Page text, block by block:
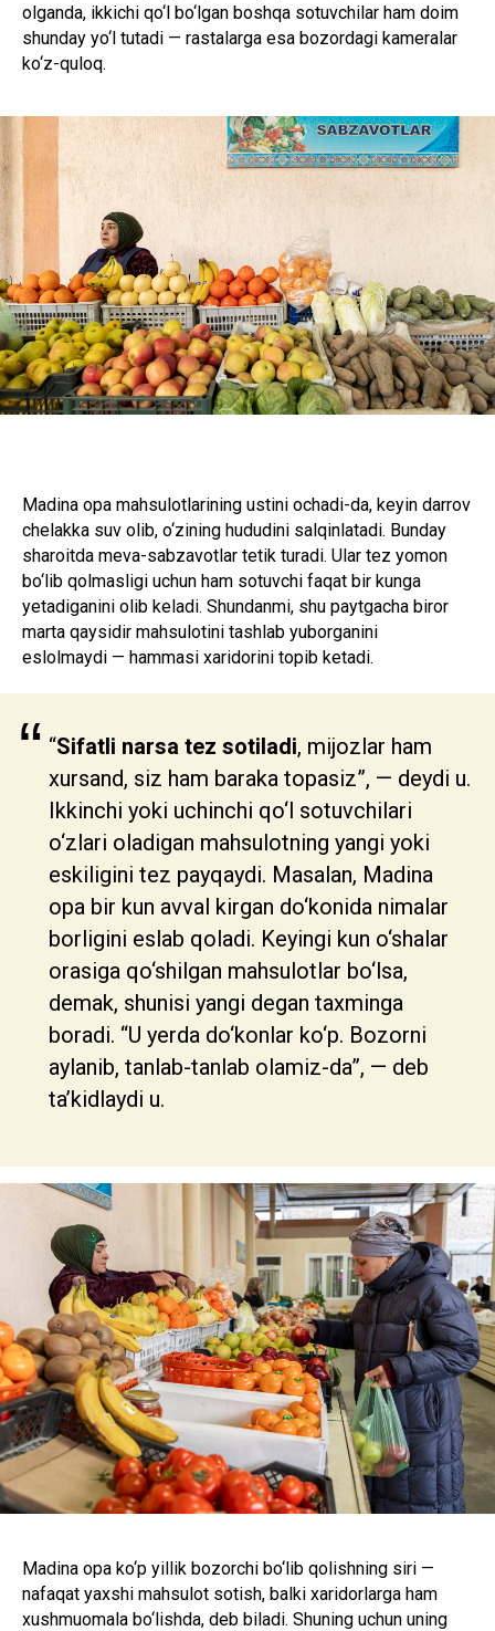
olganda, ikkichi qo‘l bo‘lgan boshqa sotuvchilar ham doim
shunday yo‘l tutadi — rastalarga esa bozordagi kameralar
ko‘z-quloq.
Madina opa mahsulotlarining ustini ochadi-da, keyin darrov
chelakka suv olib, o‘zining hududini salqinlatadi. Bunday
sharoitda meva-sabzavotlar tetik turadi. Ular tez yomon
bo‘lib qolmasligi uchun ham sotuvchi faqat bir kunga
yetadiganini olib keladi. Shundanmi, shu paytgacha biror
marta qaysidir mahsulotini tashlab yuborganini
eslolmaydi — hammasi xaridorini topib ketadi.
“ “Sifatli narsa tez sotiladi, mijozlar ham
xursand, siz ham baraka topasiz”, — deydi u.
Ikkinchi yoki uchinchi qo‘l sotuvchilari
o‘zlari oladigan mahsulotning yangi yoki
eskiligini tez payqaydi. Masalan, Madina
opa bir kun avval kirgan do‘konida nimalar
borligini eslab qoladi. Keyingi kun o‘shalar
orasiga qo‘shilgan mahsulotlar bo‘lsa,
demak, shunisi yangi degan taxminga
boradi. “U yerda do‘konlar ko‘p. Bozorni
aylanib, tanlab-tanlab olamiz-da”, — deb
ta’kidlaydi u.
Madina opa ko‘p yillik bozorchi bo‘lib qolishning siri —
nafaqat yaxshi mahsulot sotish, balki xaridorlarga ham
xushmuomala bo‘lishda, deb biladi. Shuning uchun uning